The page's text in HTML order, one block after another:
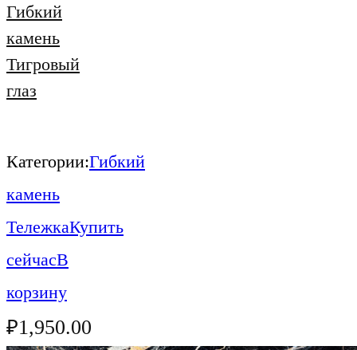
Гибкий
камень
Тигровый
глаз
Категории:Гибкий
камень
ТележкаКупить
сейчасВ
корзину
₽1,950.00